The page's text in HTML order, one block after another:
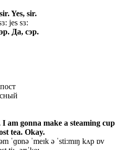
Yes, sir.
jes sɜ:
Да, сэр.
am gonna make a steaming cup
tea. Okay.
ˈɡɒnə ˈmeɪk ə ˈsti:mɪŋ kʌp ɒv